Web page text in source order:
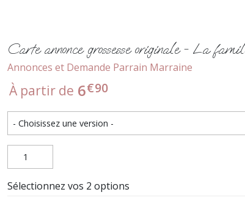
Carte annonce grossesse originale - La
Annonces et Demande Parrain Marraine
À partir de 6€90
Sélectionnez vos 2 options